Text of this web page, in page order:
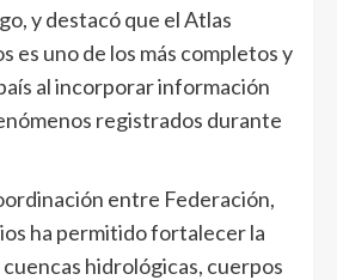
y destacó que el Atlas
es uno de los más completos y
al incorporar información
registrados durante
entre Federación,
ha permitido fortalecer la
hidrológicas, cuerpos